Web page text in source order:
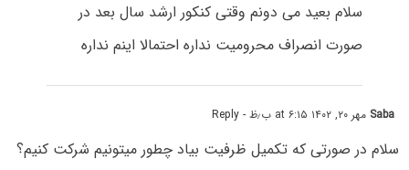
سلام بعید می دونم وقتی کنکور ارشد سال بعد در
صورت انصراف محرومیت نداره احتمالا اینم نداره
Saba مهر ۲۰, ۱۴۰۲ at ۶:۱۵ ب٫ظ - Reply
سلام در صورتی که تکمیل ظرفیت بیاد چطور میتونیم شرکت کنیم؟